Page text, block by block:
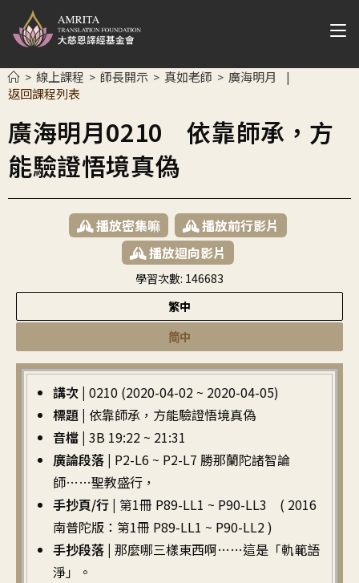
> 線上課程 > 師長開示 > 真如老師 > 廣海明月 |
返回課程列表
廣海明月0210 依靠師承，方
能驗證悟境真偽
播放密集嘛
播放前行影片
播放迴向影片
學習次數: 146683
繁中
简中
講次 | 0210 (2020-04-02 ~ 2020-04-05)
標題 | 依靠師承，方能驗證悟境真偽
音檔 | 3B 19:22 ~ 21:31
廣論段落 | P2-L6 ~ P2-L7 勝那蘭陀諸智論
師……聖教盛行，
手抄頁/行 | 第1冊 P89-LL1 ~ P90-LL3 ( 2016
南普陀版：第1冊 P89-LL1 ~ P90-LL2 )
手抄段落 | 那麼哪三樣東西啊……這是「軌範語
淨」。